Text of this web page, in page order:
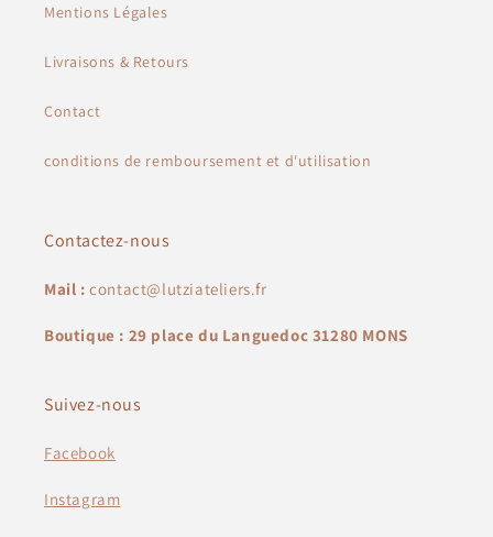
Mentions Légales
Livraisons & Retours
Contact
conditions de remboursement et d'utilisation
Contactez-nous
Mail :contact@lutziateliers.fr
Boutique : 29 place du Languedoc 31280 MONS
Suivez-nous
Facebook
Instagram